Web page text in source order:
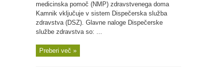
medicinska pomoč (NMP) zdravstvenega doma
Kamnik vključuje v sistem Dispečerska služba
zdravstva (DSZ). Glavne naloge Dispečerske
službe zdravstva so: ...
Preberi več »